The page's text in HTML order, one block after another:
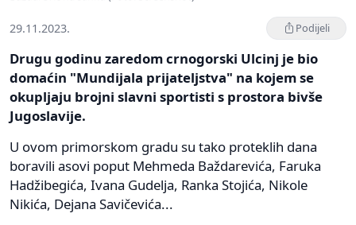
29.11.2023. Podijeli
Drugu godinu zaredom crnogorski Ulcinj je bio
domaćin "Mundijala prijateljstva" na kojem se
okupljaju brojni slavni sportisti s prostora bivše
Jugoslavije.
U ovom primorskom gradu su tako proteklih dana
boravili asovi poput Mehmeda Baždarevića, Faruka
Hadžibegića, Ivana Gudelja, Ranka Stojića, Nikole
Nikića, Dejana Savičevića...